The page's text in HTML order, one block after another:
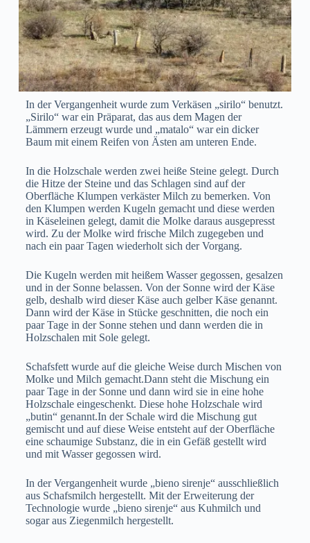
In der Vergangenheit wurde zum Verkäsen „sirilo“ benutzt.
„Sirilo“ war ein Präparat, das aus dem Magen der
Lämmern erzeugt wurde und „matalo“ war ein dicker
Baum mit einem Reifen von Ästen am unteren Ende.
In die Holzschale werden zwei heiße Steine gelegt. Durch
die Hitze der Steine und das Schlagen sind auf der
Oberfläche Klumpen verkäster Milch zu bemerken. Von
den Klumpen werden Kugeln gemacht und diese werden
in Käseleinen gelegt, damit die Molke daraus ausgepresst
wird. Zu der Molke wird frische Milch zugegeben und
nach ein paar Tagen wiederholt sich der Vorgang.
Die Kugeln werden mit heißem Wasser gegossen, gesalzen
und in der Sonne belassen. Von der Sonne wird der Käse
gelb, deshalb wird dieser Käse auch gelber Käse genannt.
Dann wird der Käse in Stücke geschnitten, die noch ein
paar Tage in der Sonne stehen und dann werden die in
Holzschalen mit Sole gelegt.
Schafsfett wurde auf die gleiche Weise durch Mischen von
Molke und Milch gemacht.Dann steht die Mischung ein
paar Tage in der Sonne und dann wird sie in eine hohe
Holzschale eingeschenkt. Diese hohe Holzschale wird
„butin“ genannt.In der Schale wird die Mischung gut
gemischt und auf diese Weise entsteht auf der Oberfläche
eine schaumige Substanz, die in ein Gefäß gestellt wird
und mit Wasser gegossen wird.
In der Vergangenheit wurde „bieno sirenje“ ausschließlich
aus Schafsmilch hergestellt. Mit der Erweiterung der
Technologie wurde „bieno sirenje“ aus Kuhmilch und
sogar aus Ziegenmilch hergestellt.